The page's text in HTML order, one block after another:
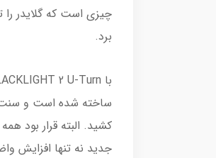
چیزی است که گلایدر را
برد.
ساخته شده است و سنت
جدید نه تنها افزایش